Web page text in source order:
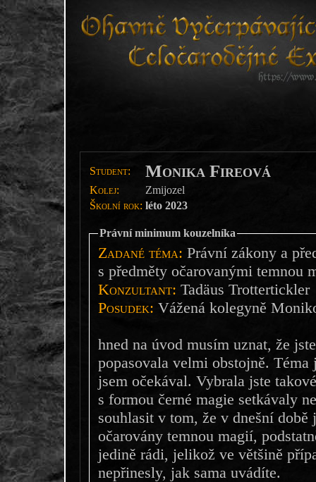
Student: Monika Fireová
Kolej:
Zmijozel
Školní rok: léto 2023
Právní minimum kouzelníka
Zadané téma: Právní zákony a
s předměty očarovanými temnou
Konzultant: Tadäus Trottertickler
Posudek: Vážená kolegyně
hned na úvod musím uznat, že
popasovala velmi obstojně.
jsem očekával. Vybrala jste
s formou černé magie setkávaly
souhlasit v tom, že v dnešní době
očarovány temnou magií,
jedině rádi, jelikož ve většině
nepřinesly, jak sama uvádíte.